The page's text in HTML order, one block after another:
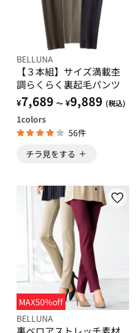
BELLUNA
【３本組】サイズ満載杢
調らくらく裏起毛パンツ
¥7,689 ～ ¥9,889 (税込)
1colors
56件
チラ見をする
MAX50%off
BELLUNA